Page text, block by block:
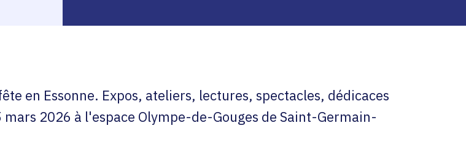
en Essonne. Expos, ateliers, lectures, spectacles, dédicaces
2026 à l'espace Olympe-de-Gouges de Saint-Germain-